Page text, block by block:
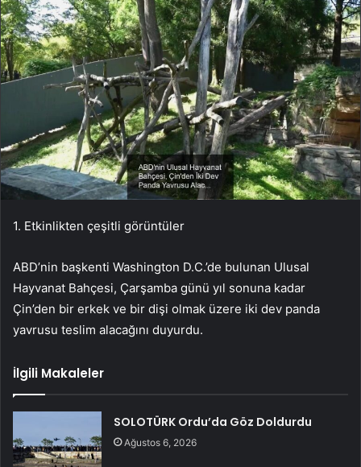
1. Etkinlikten çeşitli görüntüler
ABD’nin başkenti Washington D.C.’de bulunan Ulusal
Hayvanat Bahçesi, Çarşamba günü yıl sonuna kadar
Çin’den bir erkek ve bir dişi olmak üzere iki dev panda
yavrusu teslim alacağını duyurdu.
İlgili Makaleler
SOLOTÜRK Ordu’da Göz Doldurdu
Ağustos 6, 2026